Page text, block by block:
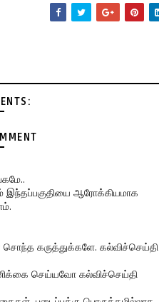
இந்தப்பகுதியை ஆரோக்கியமாக
சொந்த கருத்துக்களே. கல்விச்செய்தி
செய்யவோ கல்விச்செய்தி